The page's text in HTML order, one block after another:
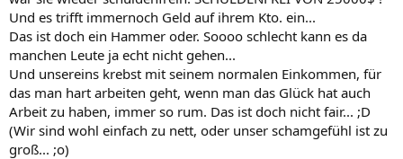
Und es trifft immernoch Geld auf ihrem Kto. ein...
Das ist doch ein Hammer oder. Soooo schlecht kann es da
manchen Leute ja echt nicht gehen...
Und unsereins krebst mit seinem normalen Einkommen, für
das man hart arbeiten geht, wenn man das Glück hat auch
Arbeit zu haben, immer so rum. Das ist doch nicht fair... ;D
(Wir sind wohl einfach zu nett, oder unser schamgefühl ist zu
groß... ;o)